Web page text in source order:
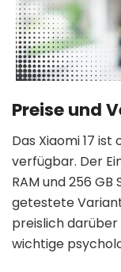
Preise und
Das Xiaomi 17
verfügbar. Der
RAM und 256
getestete
preislich
wichtige